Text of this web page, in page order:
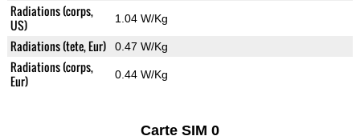
Radiations (corps,
US)
1.04 W/Kg
Radiations (tete, Eur) 0.47 W/Kg
Radiations (corps,
Eur)
0.44 W/Kg
Carte SIM 0